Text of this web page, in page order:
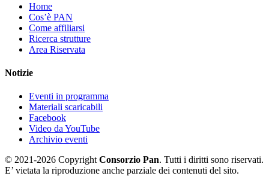
Home
Cos’è PAN
Come affiliarsi
Ricerca strutture
Area Riservata
Notizie
Eventi in programma
Materiali scaricabili
Facebook
Video da YouTube
Archivio eventi
© 2021-2026 Copyright Consorzio Pan. Tutti i diritti sono riservati.
E’ vietata la riproduzione anche parziale dei contenuti del sito.